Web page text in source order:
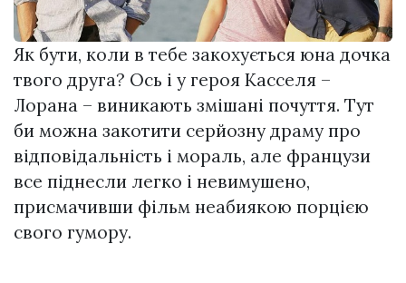
Як бути, коли в тебе закохується юна дочка
твого друга? Ось і у героя Касселя –
Лорана – виникають змішані почуття. Тут
би можна закотити серйозну драму про
відповідальність і мораль, але французи
все піднесли легко і невимушено,
присмачивши фільм неабиякою порцією
свого гумору.